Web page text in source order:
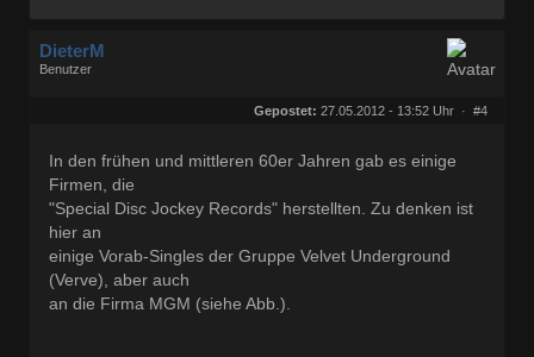
DieterM
Benutzer
Gepostet: 27.05.2012 - 13:52 Uhr · #4
In den frühen und mittleren 60er Jahren gab es einige
Firmen, die
"Special Disc Jockey Records" herstellten. Zu denken ist
hier an
einige Vorab-Singles der Gruppe Velvet Underground
(Verve), aber auch
an die Firma MGM (siehe Abb.).